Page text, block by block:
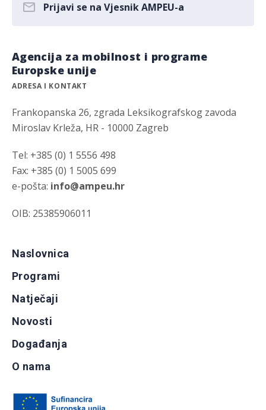
Prijavi se na Vjesnik AMPEU-a
Agencija za mobilnost i programe
Europske unije
ADRESA I KONTAKT
Frankopanska 26, zgrada Leksikografskog zavoda
Miroslav Krleža, HR - 10000 Zagreb
Tel: +385 (0) 1 5556 498
Fax: +385 (0) 1 5005 699
e-pošta: info@ampeu.hr
OIB: 25385906011
Naslovnica
Programi
Natječaji
Novosti
Događanja
O nama